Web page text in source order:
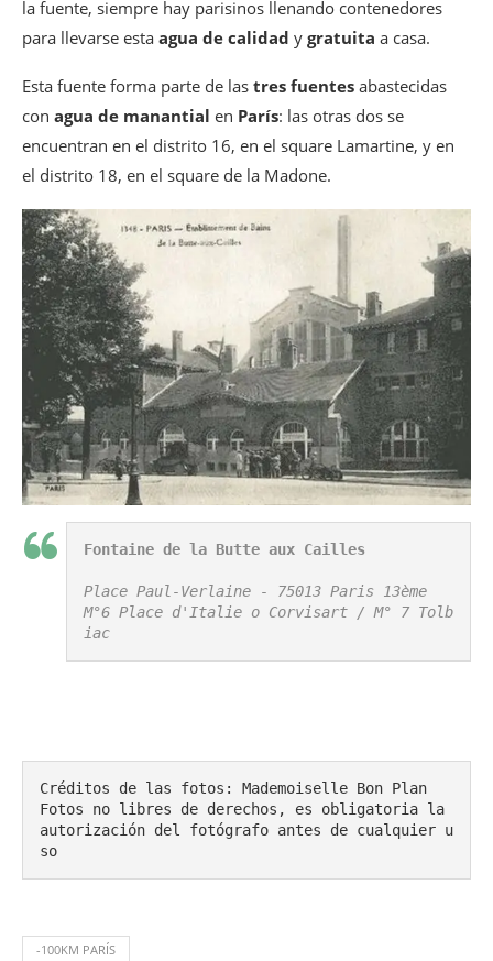
la fuente, siempre hay parisinos llenando contenedores
para llevarse esta agua de calidad y gratuita a casa.
Esta fuente forma parte de las tres fuentes abastecidas
con agua de manantial en París: las otras dos se
encuentran en el distrito 16, en el square Lamartine, y en
el distrito 18, en el square de la Madone.
Fontaine de la Butte aux Cailles
Place Paul-Verlaine - 75013 Paris 13ème
M°6 Place d'Italie o Corvisart / M° 7 Tolb
iac
Créditos de las fotos: Mademoiselle Bon Plan
Fotos no libres de derechos, es obligatoria la
autorización del fotógrafo antes de cualquier u
so
-100KM PARÍS